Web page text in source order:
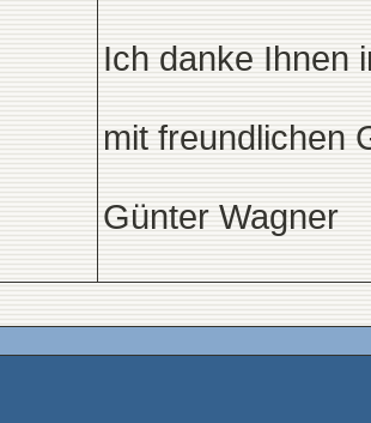
Ich danke Ihnen
mit freundlichen
Günter Wagner